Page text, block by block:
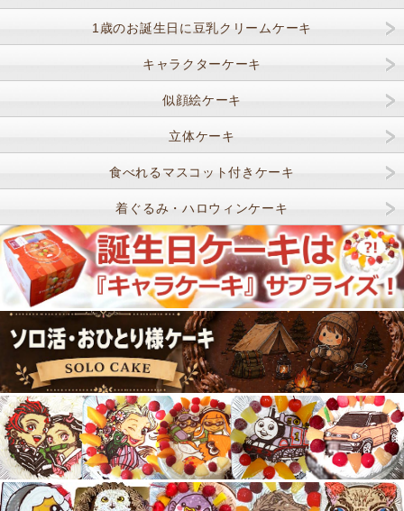
1歳のお誕生日に豆乳クリームケーキ
キャラクターケーキ
似顔絵ケーキ
立体ケーキ
食べれるマスコット付きケーキ
着ぐるみ・ハロウィンケーキ